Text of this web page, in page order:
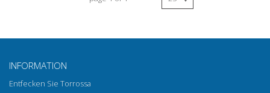
INFORMATION
Entfecken Sie Torrossa